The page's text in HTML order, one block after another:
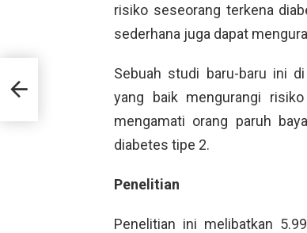
risiko seseorang terkena
sederhana juga dapat
Sebuah studi baru-baru ini
yang baik mengurangi
mengamati orang paruh
diabetes tipe 2.
Penelitian
Penelitian ini melibatkan